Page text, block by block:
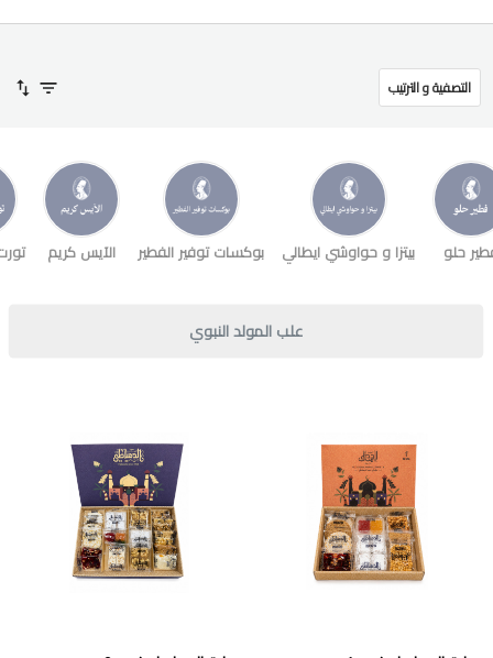
التصفية و الترتيب
حلو بيتزا و حواوشي ايطالي بوكسات توفير الفطير الآيس كريم
علب المولد النبوي